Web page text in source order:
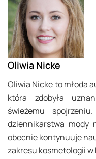
Oliwia Nicke
Oliwia Nicke to młoda
która zdobyła
świeżemu
dziennikarstwa mody
obecnie kontynuuje
zakresu kosmetologii w